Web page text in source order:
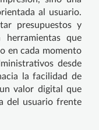
al usuario.
presupuestos y
que
en cada momento
desde
la facilidad de
valor digital que
del usuario frente